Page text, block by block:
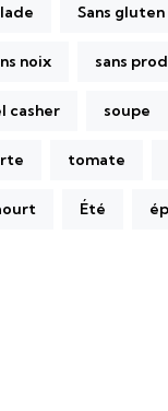
Sans gluten
noix sans
casher soupe
tomate
Été